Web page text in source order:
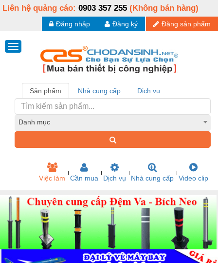
Liên hệ quảng cáo: 0903 357 255 (Không bán hàng)
Đăng sản phẩm
Đăng ký
Đăng nhập
Sản phẩm Nhà cung cấp Dịch vụ
Danh mục
Việc làm Cần mua Dịch vụ Nhà cung cấp Video clip